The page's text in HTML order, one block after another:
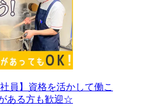
社員】資格を活かして働こ
ある方も歓迎☆